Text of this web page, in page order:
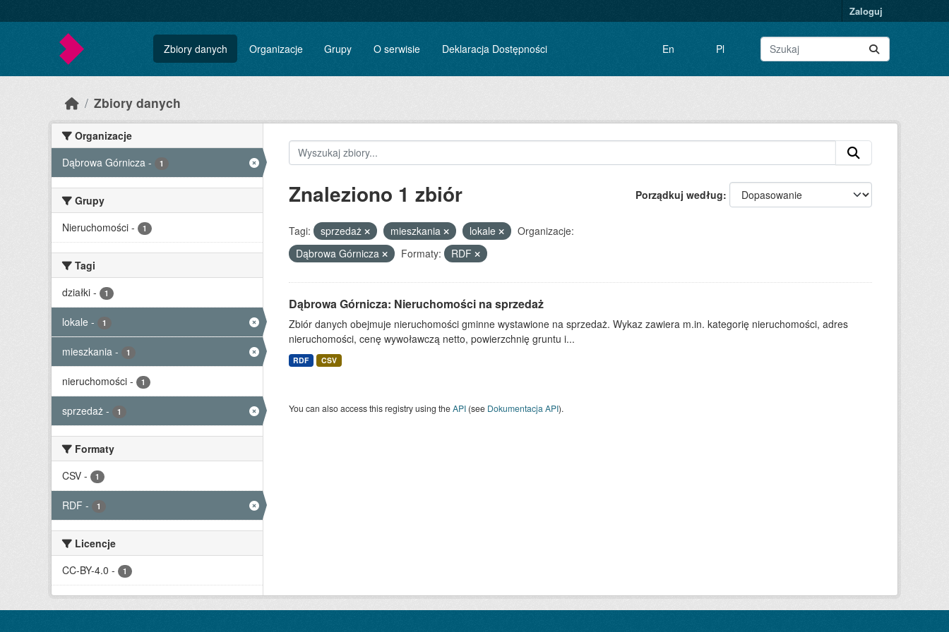
Zaloguj
Zbiory danych Organizacje Grupy O serwisie Deklaracja Dostępności En Pl
Zbiory danych
Organizacje
Dąbrowa Górnicza - 1
Grupy
Nieruchomości - 1
Tagi
działki - 1
lokale - 1
mieszkania - 1
nieruchomości - 1
sprzedaż - 1
Formaty
CSV - 1
RDF - 1
Licencje
CC-BY-4.0 - 1
Porządkuj według
Znaleziono 1 zbiór
Tagi: sprzedaż mieszkania lokale
Organizacje:
Dąbrowa Górnicza
Formaty: RDF
Dąbrowa Górnicza: Nieruchomości na sprzedaż
Zbiór danych obejmuje nieruchomości gminne wystawione na sprzedaż. Wykaz zawiera m.in. kategorię nieruchomości, adres
nieruchomości, cenę wywoławczą netto, powierzchnię gruntu i...
RDF CSV
You can also access this registry using theAPI(see Dokumentacja API).